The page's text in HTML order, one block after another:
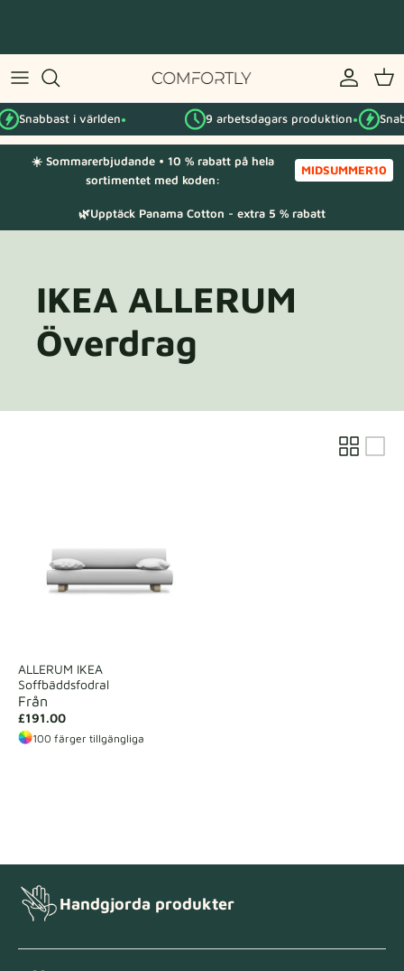
innehåll
Efter IKEA-serie
Efter kategori
Tygprover
Snabbast i världen● 9 arbetsdagars produktion●
☀️ Sommarerbjudande • 10 % rabatt på hela
sortimentet med koden:
MIDSUMMER10
🌿Upptäck Panama Cotton - extra 5 % rabatt
IKEA ALLERUM
Överdrag
ALLERUM IKEA
Soffbäddsfodral
Från
£191.00
100 färger tillgängliga
Handgjorda produkter